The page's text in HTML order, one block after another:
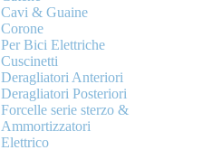
Cavi & Guaine
Corone
Per Bici Elettriche
Cuscinetti
Deragliatori Anteriori
Deragliatori Posteriori
Forcelle serie sterzo &
Ammortizzatori
Elettrico